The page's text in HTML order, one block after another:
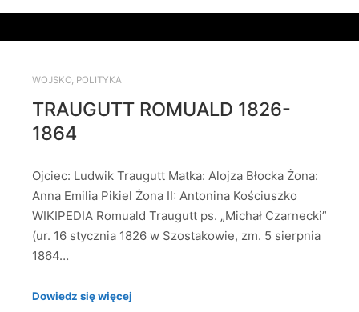
WOJSKO, POLITYKA
TRAUGUTT ROMUALD 1826-
1864
Ojciec: Ludwik Traugutt Matka: Alojza Błocka Żona:
Anna Emilia Pikiel Żona II: Antonina Kościuszko
WIKIPEDIA Romuald Traugutt ps. „Michał Czarnecki”
(ur. 16 stycznia 1826 w Szostakowie, zm. 5 sierpnia
1864…
Dowiedz się więcej